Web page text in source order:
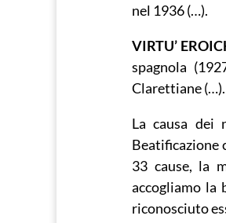
nel 1936 (…).
VIRTU’
spagnola
Clarettiane (…).
La causa dei
Beatificazione
33 cause, la
accogliamo la
riconosciuto